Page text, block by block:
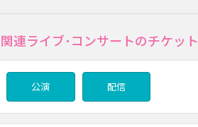
連ライブ･コンサートのチケット
公演 配信